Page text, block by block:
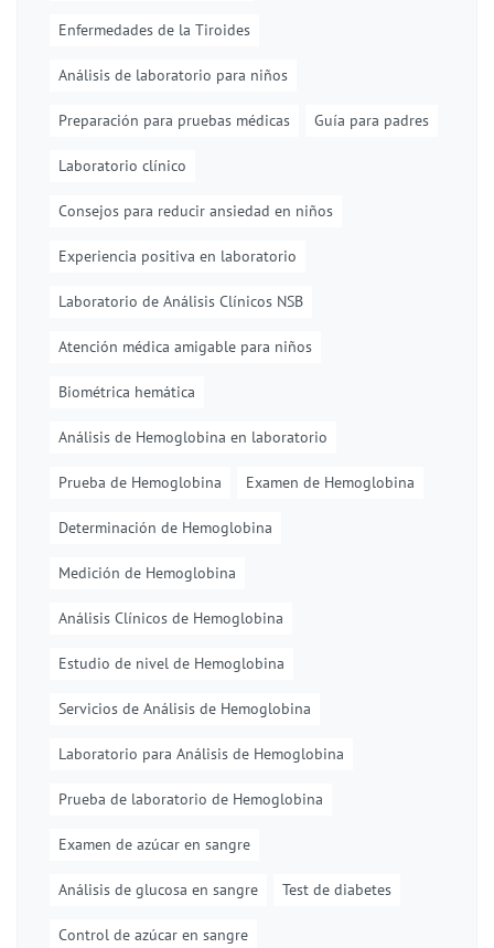
Enfermedades de la Tiroides
Análisis de laboratorio para niños
Preparación para pruebas médicas Guía para padres
Laboratorio clínico
Consejos para reducir ansiedad en niños
Experiencia positiva en laboratorio
Laboratorio de Análisis Clínicos NSB
Atención médica amigable para niños
Biométrica hemática
Análisis de Hemoglobina en laboratorio
Prueba de Hemoglobina Examen de Hemoglobina
Determinación de Hemoglobina
Medición de Hemoglobina
Análisis Clínicos de Hemoglobina
Estudio de nivel de Hemoglobina
Servicios de Análisis de Hemoglobina
Laboratorio para Análisis de Hemoglobina
Prueba de laboratorio de Hemoglobina
Examen de azúcar en sangre
Análisis de glucosa en sangre Test de diabetes
Control de azúcar en sangre